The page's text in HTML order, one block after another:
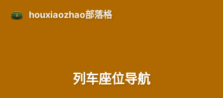
houxiaozhao部落格
列车座位导航